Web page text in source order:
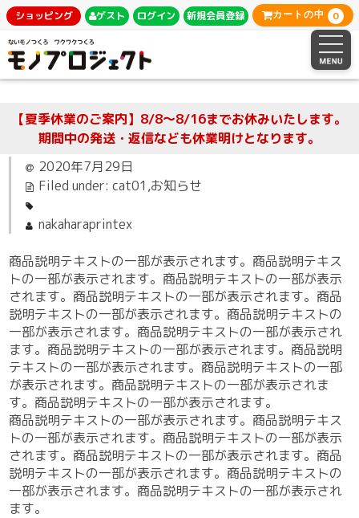
ショッピング ゲスト ログイン 新規会員登録 カートの中 0
【夏季休業のご案内】8/8～8/16までお休みいたします。
期間中の発送・返信なども休業明けとなります。
2020年7月29日
Filed under:cat01 ,お知らせ
nakaharaprintex
商品説明テキストの一部が表示されます。商品説明テキス
トの一部が表示されます。商品説明テキストの一部が表示
されます。商品説明テキストの一部が表示されます。商品
説明テキストの一部が表示されます。商品説明テキストの
一部が表示されます。商品説明テキストの一部が表示され
ます。商品説明テキストの一部が表示されます。商品説明
テキストの一部が表示されます。商品説明テキストの一部
が表示されます。商品説明テキストの一部が表示されま
す。商品説明テキストの一部が表示されます。
商品説明テキストの一部が表示されます。商品説明テキス
トの一部が表示されます。商品説明テキストの一部が表示
されます。商品説明テキストの一部が表示されます。商品
説明テキストの一部が表示されます。商品説明テキストの
一部が表示されます。商品説明テキストの一部が表示され
ます。